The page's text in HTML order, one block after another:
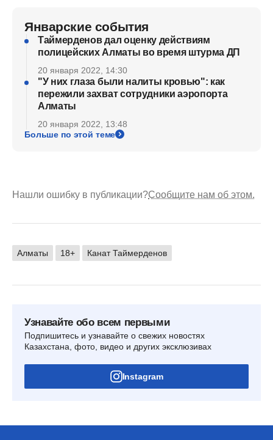
Январские события
Таймерденов дал оценку действиям
полицейских Алматы во время штурма ДП
20 января 2022, 14:30
"У них глаза были налиты кровью": как
пережили захват сотрудники аэропорта
Алматы
20 января 2022, 13:48
Больше по этой теме
Нашли ошибку в публикации?Сообщите нам об этом.
Алматы 18+ Канат Таймерденов
Узнавайте обо всем первыми
Подпишитесь и узнавайте о свежих новостях
Казахстана, фото, видео и других эксклюзивах
Instagram